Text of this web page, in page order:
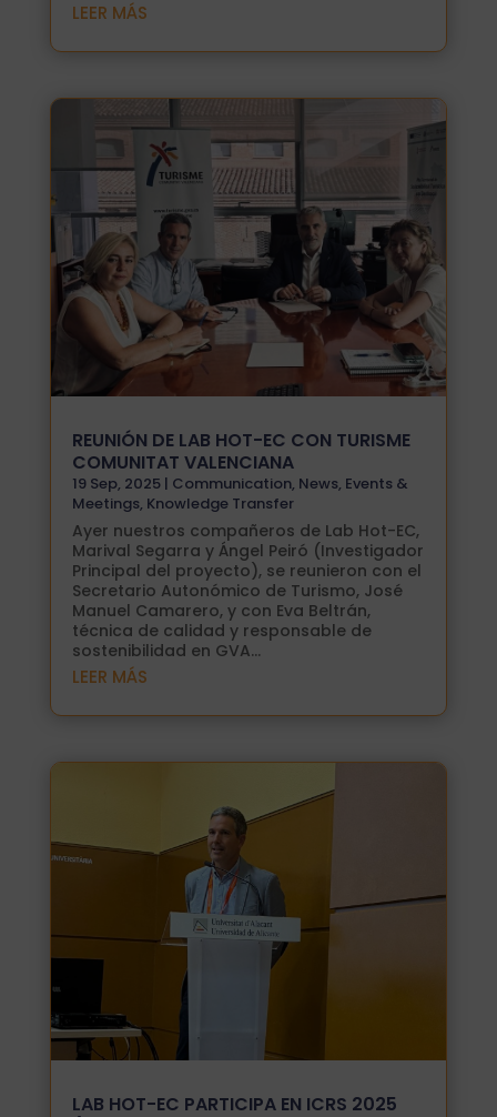
LEER MÁS
REUNIÓN DE LAB HOT-EC CON TURISME
COMUNITAT VALENCIANA
19 Sep, 2025| Communication, News, Events &
Meetings, Knowledge Transfer
Ayer nuestros compañeros de Lab Hot-EC,
Marival Segarra y Ángel Peiró (Investigador
Principal del proyecto), se reunieron con el
Secretario Autonómico de Turismo, José
Manuel Camarero, y con Eva Beltrán,
técnica de calidad y responsable de
sostenibilidad en GVA...
LEER MÁS
LAB HOT-EC PARTICIPA EN ICRS 2025